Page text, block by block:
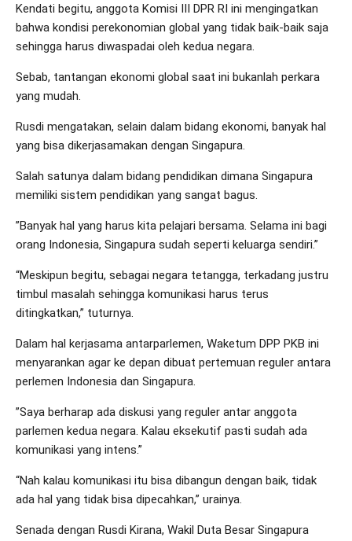
Kendati begitu, anggota Komisi III DPR RI ini mengingatkan
bahwa kondisi perekonomian global yang tidak baik-baik saja
sehingga harus diwaspadai oleh kedua negara.
Sebab, tantangan ekonomi global saat ini bukanlah perkara
yang mudah.
Rusdi mengatakan, selain dalam bidang ekonomi, banyak hal
yang bisa dikerjasamakan dengan Singapura.
Salah satunya dalam bidang pendidikan dimana Singapura
memiliki sistem pendidikan yang sangat bagus.
”Banyak hal yang harus kita pelajari bersama. Selama ini bagi
orang Indonesia, Singapura sudah seperti keluarga sendiri.”
“Meskipun begitu, sebagai negara tetangga, terkadang justru
timbul masalah sehingga komunikasi harus terus
ditingkatkan,” tuturnya.
Dalam hal kerjasama antarparlemen, Waketum DPP PKB ini
menyarankan agar ke depan dibuat pertemuan reguler antara
perlemen Indonesia dan Singapura.
”Saya berharap ada diskusi yang reguler antar anggota
parlemen kedua negara. Kalau eksekutif pasti sudah ada
komunikasi yang intens.”
“Nah kalau komunikasi itu bisa dibangun dengan baik, tidak
ada hal yang tidak bisa dipecahkan,” urainya.
Senada dengan Rusdi Kirana, Wakil Duta Besar Singapura